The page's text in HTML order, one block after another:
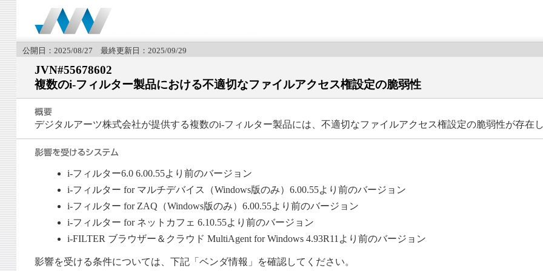
公開日：2025/08/27 最終更新日：2025/09/29
JVN#55678602
複数のi-フィルター製品における不適切なファイルアクセス権設定の脆弱性
デジタルアーツ株式会社が提供する複数のi-フィルター製品には、不適切なファイルアクセス権設定の脆弱性が存在
i-フィルター6.0 6.00.55より前のバージョン
i-フィルター for マルチデバイス（Windows版のみ）6.00.55より前のバージョン
i-フィルター for ZAQ（Windows版のみ）6.00.55より前のバージョン
i-フィルター for ネットカフェ 6.10.55より前のバージョン
i-FILTER ブラウザー＆クラウド MultiAgent for Windows 4.93R11より前のバージョン
影響を受ける条件については、下記「ベンダ情報」を確認してください。